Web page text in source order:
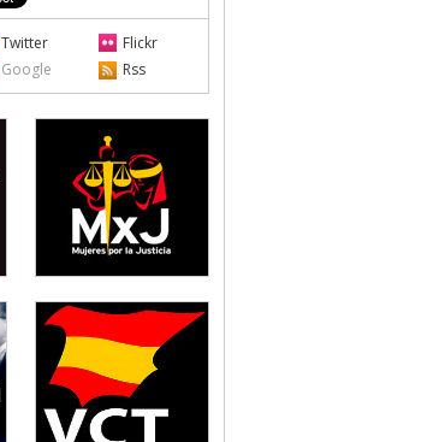
Twitter
Flickr
Google
Rss